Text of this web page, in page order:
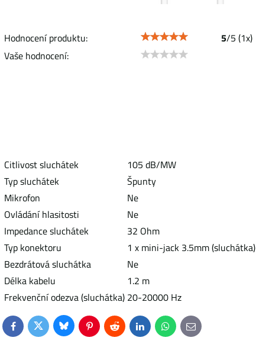
Hodnocení produktu: 5/5 (1x)
Vaše hodnocení:
Citlivost sluchátek
105 dB/MW
Typ sluchátek
Špunty
Mikrofon
Ne
Ovládání hlasitosti
Ne
Impedance sluchátek
32 Ohm
Typ konektoru
1 x mini-jack 3.5mm (sluchátka)
Bezdrátová sluchátka
Ne
Délka kabelu
1.2 m
Frekvenční odezva (sluchátka) 20-20000 Hz
FacebookTwitterBlueskyPinterestReddit LinkedInWhatsApp
E-
mail